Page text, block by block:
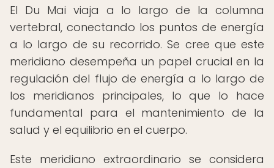
El Du Mai viaja a lo largo de la columna
vertebral, conectando los puntos de energía
a lo largo de su recorrido. Se cree que este
meridiano desempeña un papel crucial en la
regulación del flujo de energía a lo largo de
los meridianos principales, lo que lo hace
fundamental para el mantenimiento de la
salud y el equilibrio en el cuerpo.
Este meridiano extraordinario se considera